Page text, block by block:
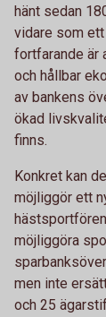
hänt sedan
vidare som ett
fortfarande är
och hållbar
av bankens
ökad
finns.
Konkret kan
möjliggör ett
möjliggöra
men inte
och 25